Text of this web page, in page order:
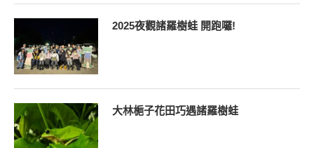
2025夜觀諸羅樹蛙 開跑囉!
大林梔子花田巧遇諸羅樹蛙